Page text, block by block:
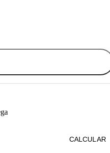
CALCULAR